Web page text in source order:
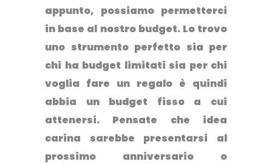
appunto, possiamo permetterci
in base al nostro budget. Lo trovo
uno strumento perfetto sia per
chi ha budget limitati sia per chi
voglia fare un regalo è quindi
abbia un budget fisso a cui
attenersi. Pensate che idea
carina sarebbe presentarsi al
prossimo anniversario o